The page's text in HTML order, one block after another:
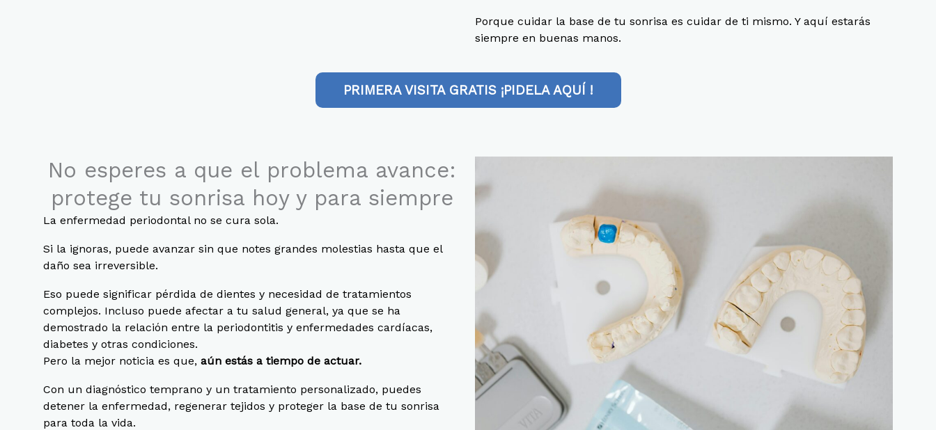
Porque cuidar la base de tu sonrisa es cuidar de ti mismo. Y aquí estarás
siempre en buenas manos.
PRIMERA VISITA GRATIS ¡PIDELA AQUÍ !
No esperes a que el problema avance:
protege tu sonrisa hoy y para siempre
La enfermedad periodontal no se cura sola.
Si la ignoras, puede avanzar sin que notes grandes molestias hasta que el
daño sea irreversible.
Eso puede significar pérdida de dientes y necesidad de tratamientos
complejos. Incluso puede afectar a tu salud general, ya que se ha
demostrado la relación entre la periodontitis y enfermedades cardíacas,
diabetes y otras condiciones.
Pero la mejor noticia es que, aún estás a tiempo de actuar.
Con un diagnóstico temprano y un tratamiento personalizado, puedes
detener la enfermedad, regenerar tejidos y proteger la base de tu sonrisa
para toda la vida.